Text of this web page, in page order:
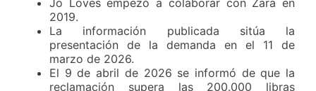
Jo Loves empezó a colaborar con Zara en
2019.
La información publicada sitúa la
presentación de la demanda en el 11 de
marzo de 2026.
El 9 de abril de 2026 se informó de que la
reclamación supera las 200.000 libras